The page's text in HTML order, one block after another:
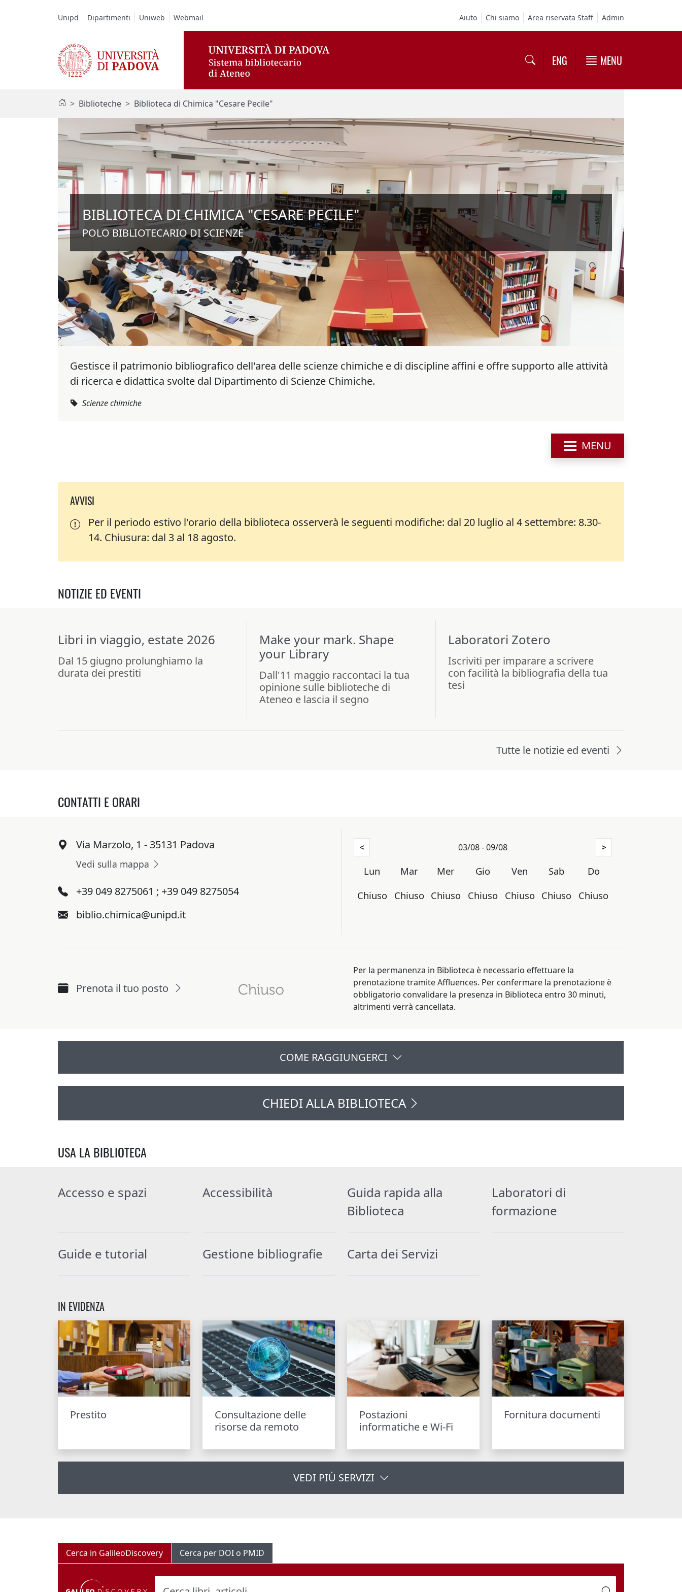
Unipd Dipartimenti Uniweb Webmail Aiuto Chi siamo Area riservata Staff Admin
ENG MENU
Biblioteche Biblioteca di Chimica "Cesare Pecile"
BIBLIOTECA DI CHIMICA "CESARE PECILE"
POLO BIBLIOTECARIO DI SCIENZE
Gestisce il patrimonio bibliografico dell'area delle scienze chimiche e di discipline affini e offre supporto alle attività
di ricerca e didattica svolte dal Dipartimento di Scienze Chimiche.
Scienze chimiche
MENU
AVVISI
Per il periodo estivo l'orario della biblioteca osserverà le seguenti modifiche: dal 20 luglio al 4 settembre: 8.30-
14. Chiusura: dal 3 al 18 agosto.
NOTIZIE ED EVENTI
Libri in viaggio, estate 2026
Dal 15 giugno prolunghiamo la
durata dei prestiti
Make your mark. Shape
your Library
Dall'11 maggio raccontaci la tua
opinione sulle biblioteche di
Ateneo e lascia il segno
Laboratori Zotero
Iscriviti per imparare a scrivere
con facilità la bibliografia della tua
tesi
Tutte le notizie ed eventi
CONTATTI E ORARI
Via Marzolo, 1 - 35131 Padova
Vedi sulla mappa
+39 049 8275061 ; +39 049 8275054
biblio.chimica@unipd.it
>
< 03/08 - 09/08
Lun
Chiuso
Mar
Chiuso
Mer
Chiuso
Gio
Chiuso
Ven
Chiuso
Sab
Chiuso
Do
Chiuso
Prenota il tuo posto
Per la permanenza in Biblioteca è necessario effettuare la
prenotazione tramite Affluences. Per confermare la prenotazione è
obbligatorio convalidare la presenza in Biblioteca entro 30 minuti,
altrimenti verrà cancellata.
COME RAGGIUNGERCI
CHIEDI ALLA BIBLIOTECA
USA LA BIBLIOTECA
Accesso e spazi Accessibilità
Guida rapida alla
Biblioteca
Laboratori di
formazione
Guide e tutorial Gestione bibliografie Carta dei Servizi
IN EVIDENZA
Prestito
Consultazione delle
risorse da remoto
Postazioni
informatiche e Wi-Fi
Fornitura documenti
VEDI PIÙ SERVIZI
Cerca in GalileoDiscovery Cerca per DOI o PMID